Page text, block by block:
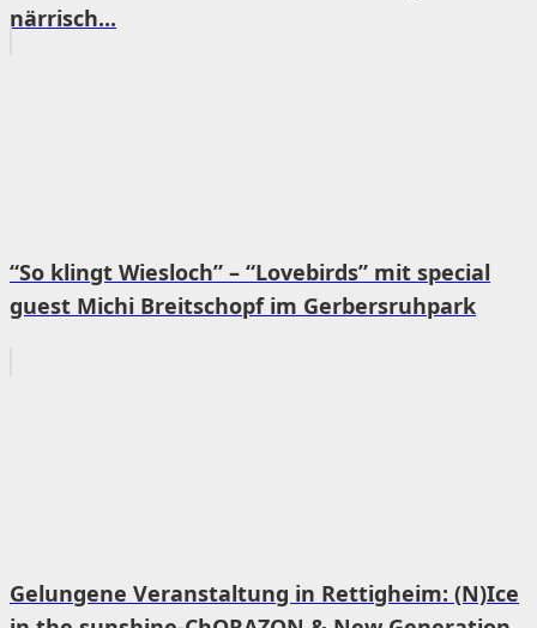
närrisch...
“So klingt Wiesloch” – “Lovebirds” mit special
guest Michi Breitschopf im Gerbersruhpark
Gelungene Veranstaltung in Rettigheim: (N)Ice